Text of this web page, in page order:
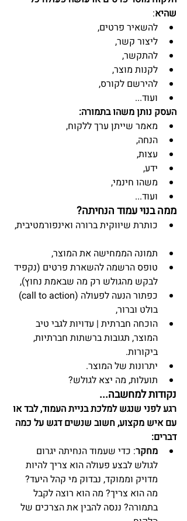
שהיא:
להשאיר פרטים,
ליצור קשר,
להתקשר,
לקנות מוצר,
להירשם לקורס,
ועוד...
העסק נותן משהו בתמורה:
מאמר שייתן ערך ללקוח,
הנחה,
עצות,
ידע,
משהו חינמי,
ועוד...
ממה בנוי עמוד הנחיתה?
כותרת שיווקית ברורה ואינפורמטיבית,
תמונה הממחישה את המוצר,
טופס הרשמה להשארת פרטים (נקפיד
לבקש מהגולש רק מה שבאמת נחוץ),
כפתור הנעה לפעולה (call to action)
בולט וברור,
הוכחה חברתית | עדויות לגבי טיב
המוצר, תגובות ברשתות חברתיות,
ביקורות.
יתרונות של המוצר.
תועלות, מה יצא לגולש?
נקודות למחשבה...
רגע לפני שנגש למלכת בניית העמוד, לבד או
עם איש מקצוע, חשוב שנשים דגש על כמה
דברים:
מחקר: כדי שעמוד הנחיתה יגרום
לגולש לבצע פעולה הוא צריך להיות
מדויק וממוקד, נבדוק מי קהל היעד?
מה הוא צריך? מה הוא רוצה לקבל
בתמורה? ננסה להבין את הצרכים של